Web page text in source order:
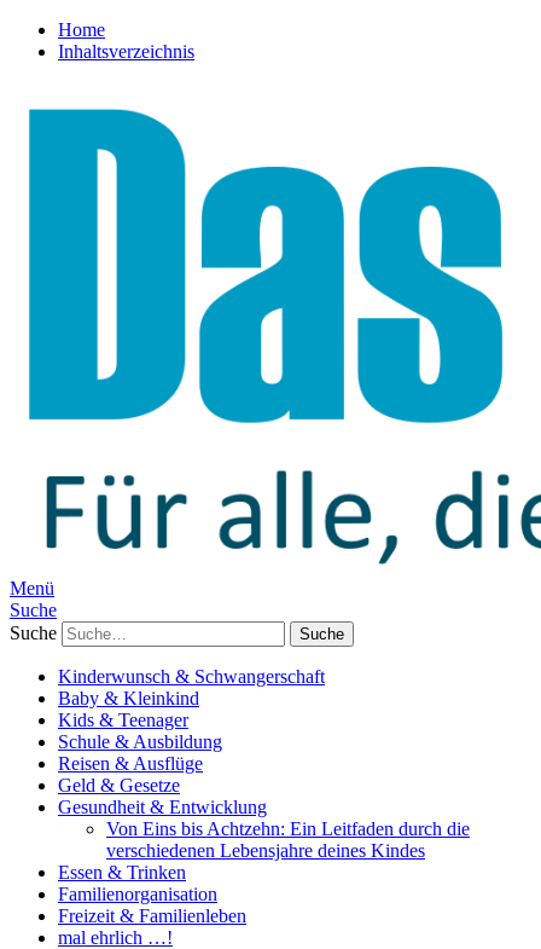
Home
Inhaltsverzeichnis
Menü
Suche
Suche
Kinderwunsch & Schwangerschaft
Baby & Kleinkind
Kids & Teenager
Schule & Ausbildung
Reisen & Ausflüge
Geld & Gesetze
Gesundheit & Entwicklung
Von Eins bis Achtzehn: Ein Leitfaden durch die
verschiedenen Lebensjahre deines Kindes
Essen & Trinken
Familienorganisation
Freizeit & Familienleben
mal ehrlich …!